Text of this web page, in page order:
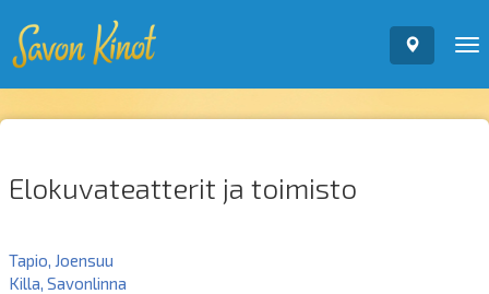
Elokuvateatterit ja toimisto
Tapio, Joensuu
Killa, Savonlinna